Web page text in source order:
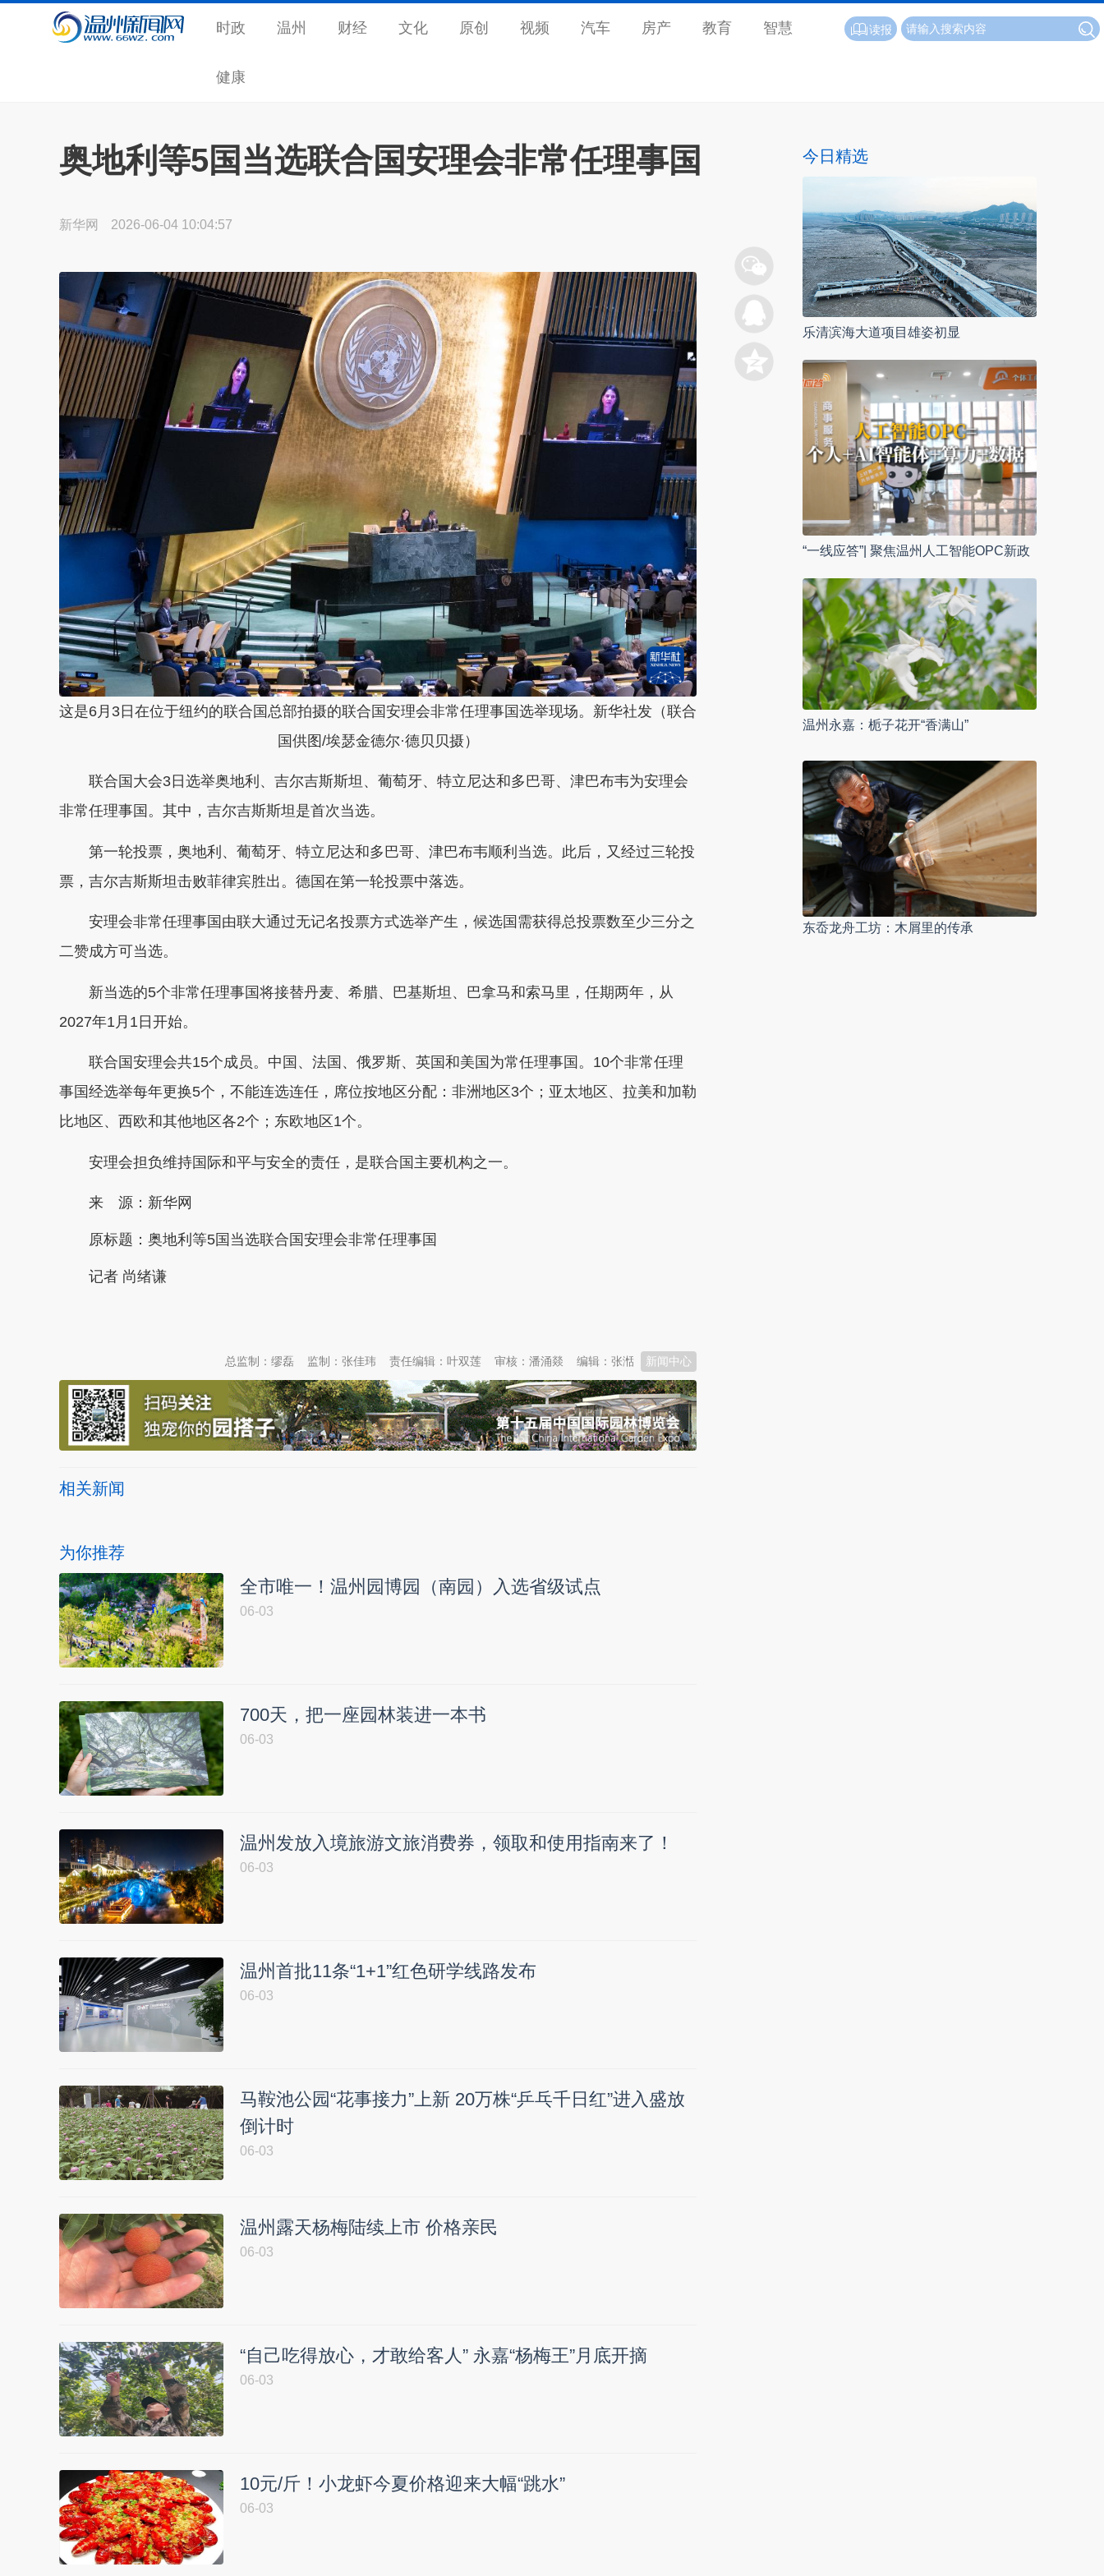
时政 温州 财经 文化 原创 视频 汽车 房产 教育 智慧
健康
读报
奥地利等5国当选联合国安理会非常任理事国
新华网 2026-06-04 10:04:57
这是6月3日在位于纽约的联合国总部拍摄的联合国安理会非常任理事国选举现场。新华社发（联合
国供图/埃瑟金德尔·德贝贝摄）
联合国大会3日选举奥地利、吉尔吉斯斯坦、葡萄牙、特立尼达和多巴哥、津巴布韦为安理会
非常任理事国。其中，吉尔吉斯斯坦是首次当选。
第一轮投票，奥地利、葡萄牙、特立尼达和多巴哥、津巴布韦顺利当选。此后，又经过三轮投
票，吉尔吉斯斯坦击败菲律宾胜出。德国在第一轮投票中落选。
安理会非常任理事国由联大通过无记名投票方式选举产生，候选国需获得总投票数至少三分之
二赞成方可当选。
新当选的5个非常任理事国将接替丹麦、希腊、巴基斯坦、巴拿马和索马里，任期两年，从
2027年1月1日开始。
联合国安理会共15个成员。中国、法国、俄罗斯、英国和美国为常任理事国。10个非常任理
事国经选举每年更换5个，不能连选连任，席位按地区分配：非洲地区3个；亚太地区、拉美和加勒
比地区、西欧和其他地区各2个；东欧地区1个。
安理会担负维持国际和平与安全的责任，是联合国主要机构之一。
来 源：新华网
原标题： 奥地利等5国当选联合国安理会非常任理事国
记者 尚绪谦
新闻中心
编辑：张湉
审核：潘涌燚
责任编辑：叶双莲
监制：张佳玮
总监制：缪磊
相关新闻
为你推荐
全市唯一！温州园博园（南园）入选省级试点
06-03
700天，把一座园林装进一本书
06-03
温州发放入境旅游文旅消费券，领取和使用指南来了！
06-03
温州首批11条“1+1”红色研学线路发布
06-03
马鞍池公园“花事接力”上新 20万株“乒乓千日红”进入盛放
倒计时
06-03
温州露天杨梅陆续上市 价格亲民
06-03
“自己吃得放心，才敢给客人” 永嘉“杨梅王”月底开摘
06-03
10元/斤！小龙虾今夏价格迎来大幅“跳水”
06-03
今日精选
乐清滨海大道项目雄姿初显
“一线应答”| 聚焦温州人工智能OPC新政
温州永嘉：栀子花开“香满山”
东岙龙舟工坊：木屑里的传承